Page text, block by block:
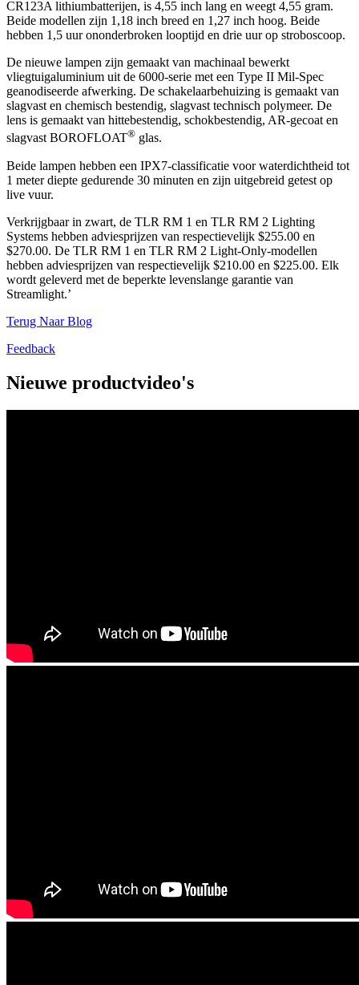
CR123A lithiumbatterijen, is 4,55 inch lang en weegt 4,55 gram.
Beide modellen zijn 1,18 inch breed en 1,27 inch hoog. Beide
hebben 1,5 uur ononderbroken looptijd en drie uur op stroboscoop.
De nieuwe lampen zijn gemaakt van machinaal bewerkt
vliegtuigaluminium uit de 6000-serie met een Type II Mil-Spec
geanodiseerde afwerking. De schakelaarbehuizing is gemaakt van
slagvast en chemisch bestendig, slagvast technisch polymeer. De
lens is gemaakt van hittebestendig, schokbestendig, AR-gecoat en
slagvast BOROFLOAT® glas.
Beide lampen hebben een IPX7-classificatie voor waterdichtheid tot
1 meter diepte gedurende 30 minuten en zijn uitgebreid getest op
live vuur.
Verkrijgbaar in zwart, de TLR RM 1 en TLR RM 2 Lighting
Systems hebben adviesprijzen van respectievelijk $255.00 en
$270.00. De TLR RM 1 en TLR RM 2 Light-Only-modellen
hebben adviesprijzen van respectievelijk $210.00 en $225.00. Elk
wordt geleverd met de beperkte levenslange garantie van
Streamlight.’
Terug Naar Blog
Feedback
Nieuwe productvideo's